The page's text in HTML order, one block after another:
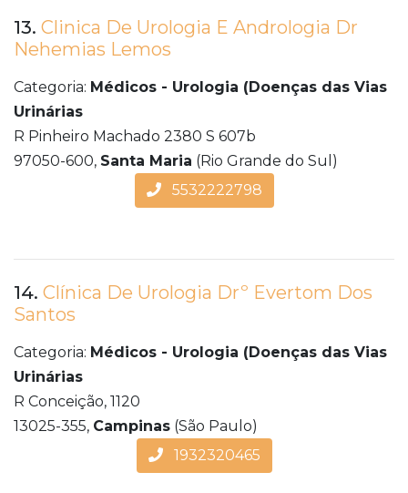
13. Clinica De Urologia E Andrologia Dr
Nehemias Lemos
Categoria: Médicos - Urologia (Doenças das Vias
Urinárias
R Pinheiro Machado 2380 S 607b
97050-600, Santa Maria (Rio Grande do Sul)
5532222798
14. Clínica De Urologia Drº Evertom Dos
Santos
Categoria: Médicos - Urologia (Doenças das Vias
Urinárias
R Conceição, 1120
13025-355, Campinas (São Paulo)
1932320465